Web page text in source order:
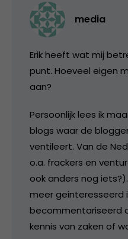
media
Erik heeft wat mij
punt. Hoeveel eigen
aan?
Persoonlijk lees ik
blogs waar de
ventileert. Van de
o.a. frackers en
ook anders nog
meer geinteresseerd
becommentariseerd
kennis van zaken of